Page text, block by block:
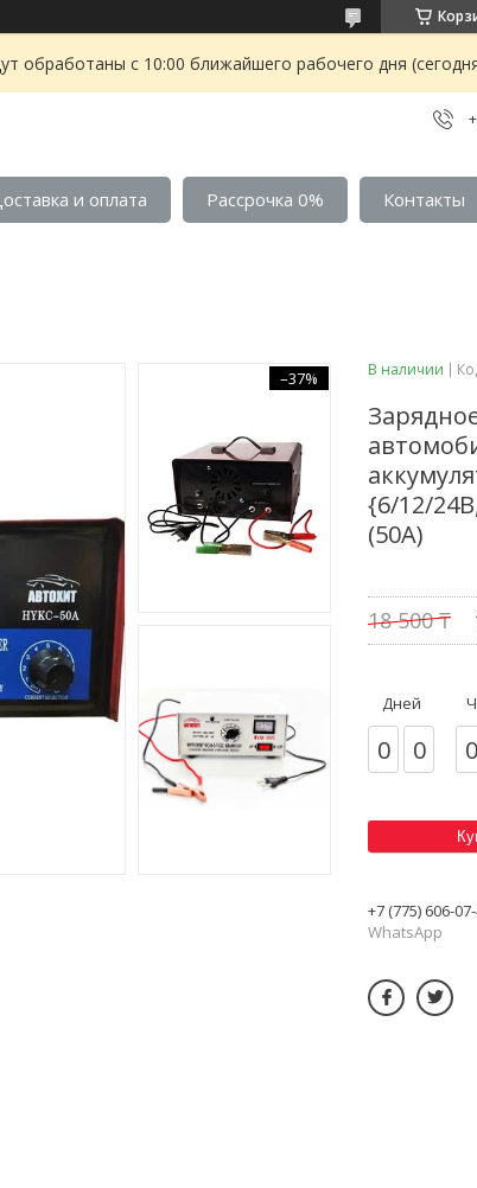
обработаны с 10:00 ближайшего рабочего дня
и оплата Рассрочка 0%
Контакты
–37% В наличии
{6/12/
(50А)
18 500 ₸
Дней
0 0 0
+7 (775) 606-
WhatsApp